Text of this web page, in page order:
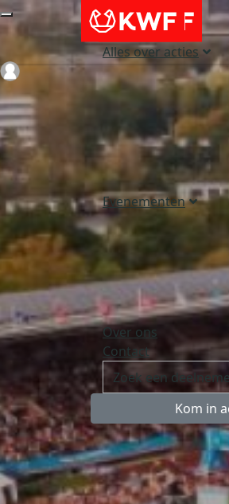
Alles over acties
Evenementen
Over ons
Contact
Kom in
Login